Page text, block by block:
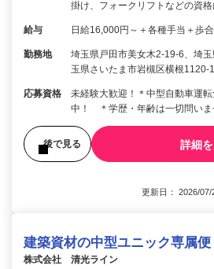
掛け、フォークリフトなどの資
給与 日給16,000円～＋各種手当＋歩
勤務地
埼玉県戸田市美女木2-19-6、埼
玉県さいたま市岩槻区横根1120-1
応募資格
未経験大歓迎！＊中型自動車運
中！ ＊学歴・年齢は一切問いま
後で見る 詳細
更新日： 2026/
建築資材の中型ユニック専属
株式会社 清光ライン